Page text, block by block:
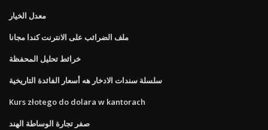
معدل الخيار
ملف الضرائب على الانترنت كندا مجانا
خرائط تحليل المحفظة
سلسلة سندات الادخار هه أسعار الفائدة التاريخية
Kurs złotego do dolara w kantorach
صفر تجارة الوساطة الهند